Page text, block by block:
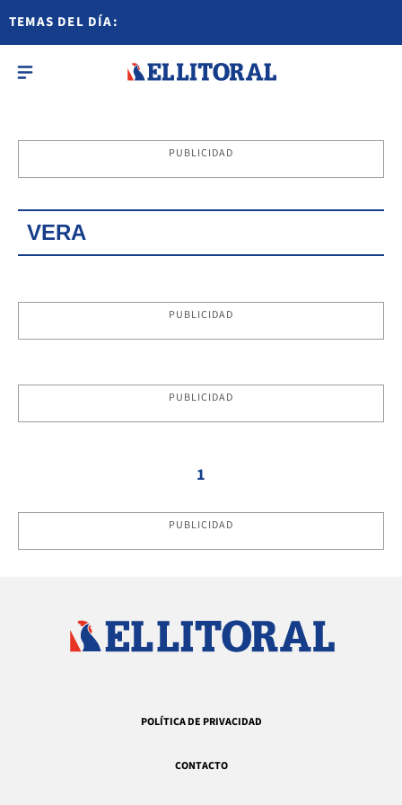
TEMAS DEL DÍA:
PUBLICIDAD
VERA
PUBLICIDAD
PUBLICIDAD
1
PUBLICIDAD
POLÍTICA DE PRIVACIDAD
CONTACTO